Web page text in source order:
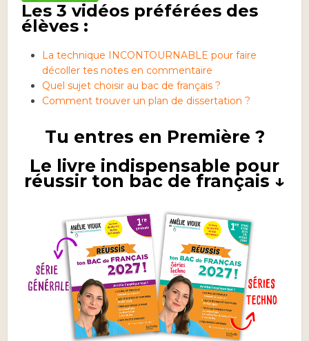
Les 3 vidéos préférées des
élèves :
La technique INCONTOURNABLE pour faire
décoller tes notes en commentaire
Quel sujet choisir au bac de français ?
Comment trouver un plan de dissertation ?
Tu entres en Première ?
Le livre indispensable pour
réussir ton bac de français ↓